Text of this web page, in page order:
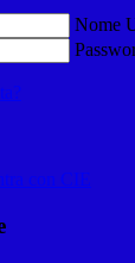
Nome
con CIE